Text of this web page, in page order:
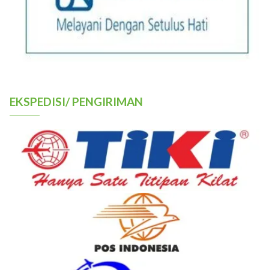
EKSPEDISI/ PENGIRIMAN